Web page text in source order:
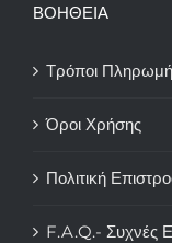
ΒΟΗΘΕΙΑ
Τρόποι
Όροι Χρήσης
Πολιτική
F.A.Q.- Συχνές